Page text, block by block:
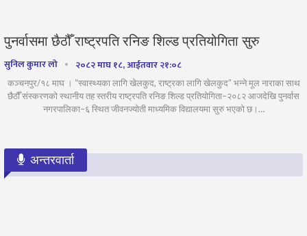
पुनर्वासमा छैठौँ राष्ट्रपति रनिङ शिल्ड प्रतियोगिता सुरु
सुनिल कुमार लो २०८२ माघ १८, आईतवार २१:०८
कञ्चनपुर/१८ माघ । “स्वास्थ्यका लागि खेलकुद, राष्ट्रका लागि खेलकुद” भन्ने मूल नाराका साथ
छैठौँ संस्करणको स्थानीय तह स्तरीय राष्ट्रपति रनिङ शिल्ड प्रतियोगिता–२०८२ आजदेखि पुनर्वास
नगरपालिका–६ स्थित जीवनज्योती माध्यमिक विद्यालयमा सुरु भएको छ।…
अन्तरवार्ता